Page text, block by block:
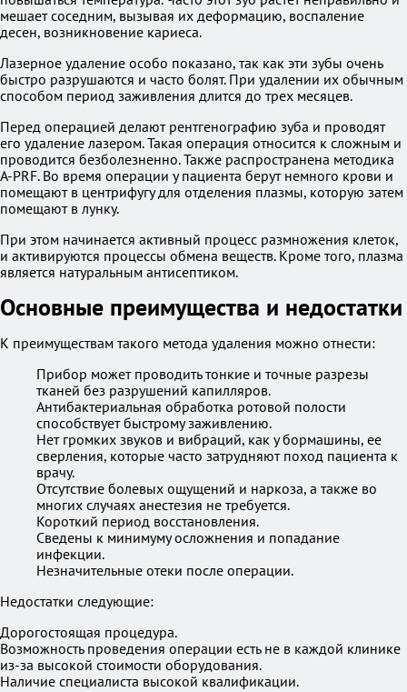
мешает соседним, вызывая их деформацию, воспаление
десен, возникновение кариеса.
Лазерное удаление особо показано, так как эти зубы очень
быстро разрушаются и часто болят. При удалении их обычным
способом период заживления длится до трех месяцев.
Перед операцией делают рентгенографию зуба и проводят
его удаление лазером. Такая операция относится к сложным и
проводится безболезненно. Также распространена методика
А-PRF. Во время операции у пациента берут немного крови и
помещают в центрифугу для отделения плазмы, которую затем
помещают в лунку.
При этом начинается активный процесс размножения клеток,
и активируются процессы обмена веществ. Кроме того, плазма
является натуральным антисептиком.
Основные преимущества и недостатки
К преимуществам такого метода удаления можно отнести:
Прибор может проводить тонкие и точные разрезы
тканей без разрушений капилляров.
Антибактериальная обработка ротовой полости
способствует быстрому заживлению.
Нет громких звуков и вибраций, как у бормашины, ее
сверления, которые часто затрудняют поход пациента к
врачу.
Отсутствие болевых ощущений и наркоза, а также во
многих случаях анестезия не требуется.
Короткий период восстановления.
Сведены к минимуму осложнения и попадание
инфекции.
Незначительные отеки после операции.
Недостатки следующие:
Дорогостоящая процедура.
Возможность проведения операции есть не в каждой клинике
из-за высокой стоимости оборудования.
Наличие специалиста высокой квалификации.